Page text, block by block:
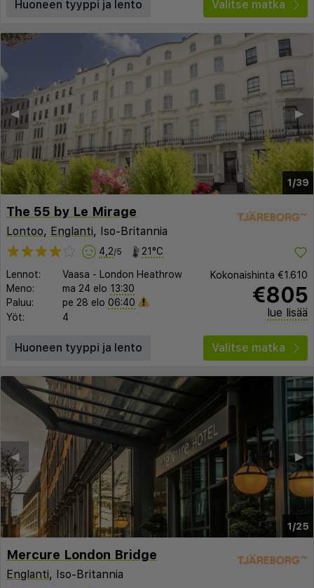
Huoneen tyyppi ja lento Valitse matka
1/39
▶︎
◀︎
The 55 by Le Mirage
Lontoo, Englanti, Iso-Britannia
4,2/5 21°C
Lennot: Vaasa -
London Heathrow
Meno:
ma 24 elo 13:30
Paluu:
pe 28 elo 06:40
Yöt:
4
Kokonaishinta €1.610
€805
lue lisää
Huoneen tyyppi ja lento Valitse matka
1/25
▶︎
◀︎
Mercure London Bridge
Englanti, Iso-Britannia